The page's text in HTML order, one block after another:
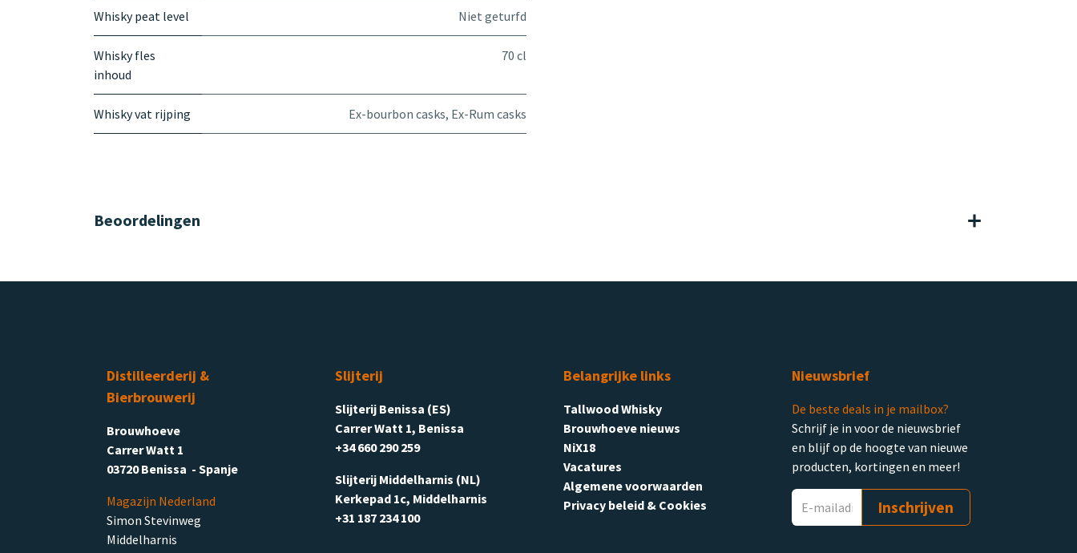
Whisky peat level Niet geturfd
Whisky fles
inhoud
70 cl
Whisky vat rijping Ex-bourbon casks, Ex-Rum casks
Beoordelingen
Distilleerderij &
Bierbrouwerij
Brouwhoeve
Carrer Watt 1
03720 Benissa - Spanje
Magazijn Nederland
Simon Stevinweg
Middelharnis
Slijterij
Slijterij Benissa (ES)
Carrer Watt 1, Benissa
+34 660 290 259
Slijterij Middelharnis (NL)
Kerkepad 1c, Middelharnis
+31 187 234 100
Belangrijke links
Tallwood Whisky
Brouwhoeve nieuws
NiX18
Vacatures
Algemene voorwaarden
Privacy beleid & Cookies
Nieuwsbrief
De beste deals in je mailbox?
Schrijf je in voor de nieuwsbrief
en blijf op de hoogte van nieuwe
producten, kortingen en meer!
Inschrijven